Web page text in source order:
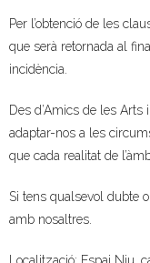
Per l’obtenció de les
que serà retornada al
incidència.
Des d’Amics de les
adaptar-nos a les
que cada realitat de
Si tens qualsevol dubte
amb nosaltres.